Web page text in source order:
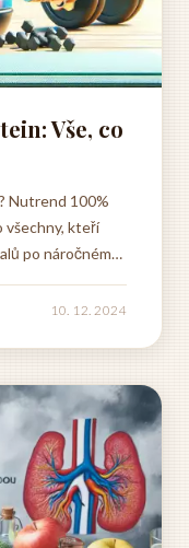
Vše, co
Nutrend 100%
všechny, kteří
po náročném
se vyznačuje
10. 12. 2024